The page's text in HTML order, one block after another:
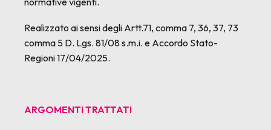
Realizzato ai sensi degli Artt.71, comma 7, 36, 37, 73
comma 5 D. Lgs. 81/08 s.m.i. e Accordo Stato-
Regioni 17/04/2025.
ARGOMENTI TRATTATI